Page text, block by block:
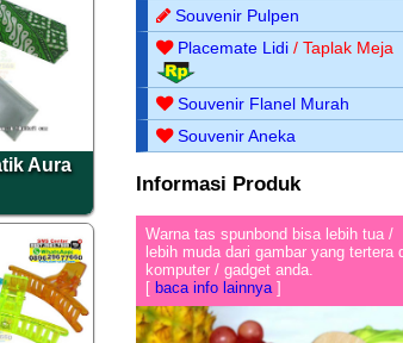
Aura
Souvenir Pulpen
Placemate Lidi / Taplak Meja
Souvenir Flanel Murah
Souvenir Aneka
Informasi Produk
Warna tas spunbond bisa lebih tua /
lebih muda dari gambar yang tertera
komputer / gadget anda.
[ baca info lainnya]